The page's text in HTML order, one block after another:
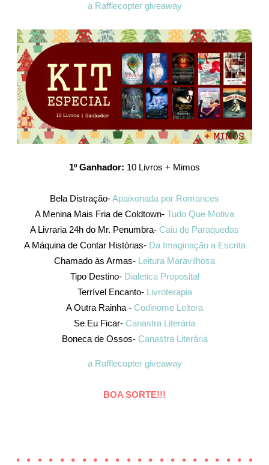
a Rafflecopter giveaway
1º Ganhador: 10 Livros + Mimos
Bela Distração-Apaixonada por Romances
A Menina Mais Fria de Coldtown- Tudo Que Motiva
A Livraria 24h do Mr. Penumbra- Caiu de Paraquedas
A Máquina de Contar Histórias- Da Imaginação a Escrita
Chamado às Armas- Leitura Maravilhosa
Tipo Destino- Dialetica Proposital
Terrível Encanto- Livroterapia
A Outra Rainha - Codinome Leitora
Se Eu Ficar- Canastra Literária
Boneca de Ossos- Canastra Literária
a Rafflecopter giveaway
BOA SORTE!!!